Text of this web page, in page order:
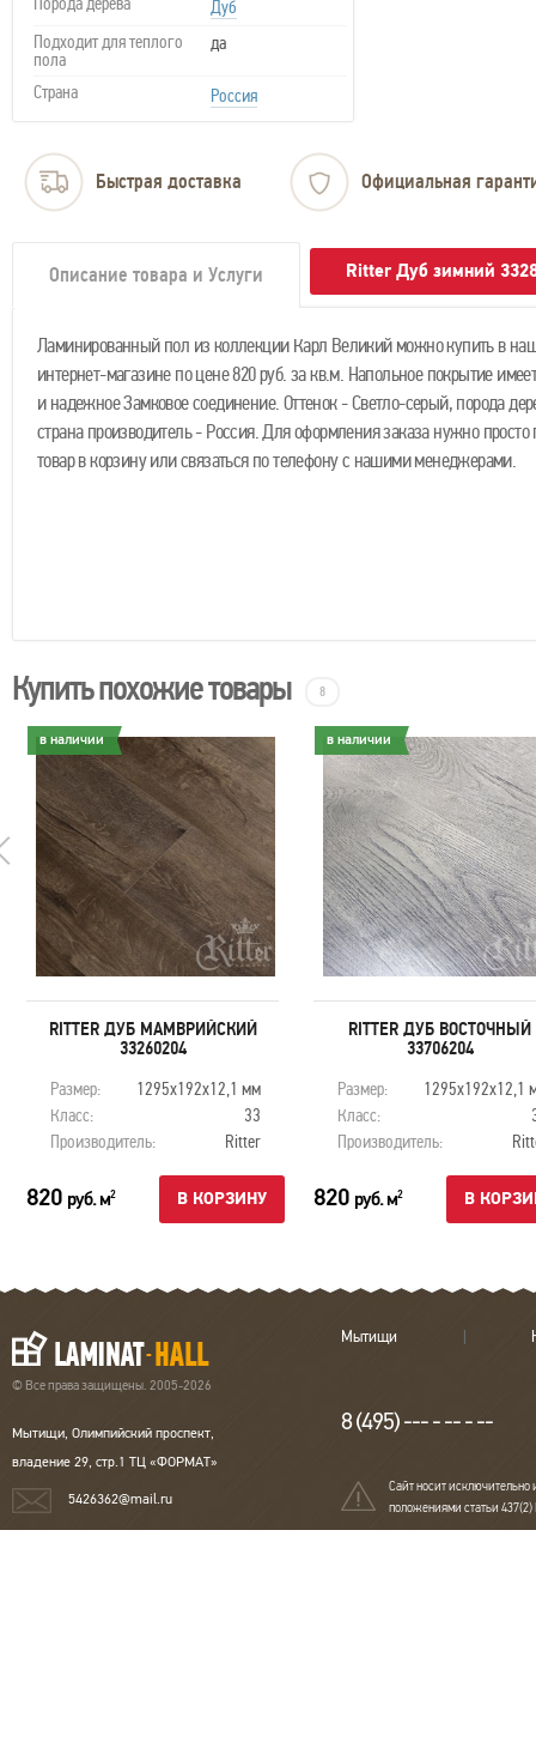
Дуб
Подходит для теплого
пола
да
Страна Россия
Быстрая доставка Официальная
Описание товара и Услуги Ritter Дуб зимний
Ламинированный пол из коллекции Карл Великий можно купить в
интернет-магазине по цене 820 руб. за кв.м. Напольное покрытие
и надежное Замковое соединение. Оттенок - Светло-серый, порода
страна производитель - Россия. Для оформления заказа нужно
товар в корзину или связаться по телефону с нашими менеджерами.
Купить похожие товары 8
в наличии
RITTER ДУБ МАМВРИЙСКИЙ
33260204
Размер:
1295х192х12,1 мм
Класс:
33
Производитель:
Ritter
820 руб. м2 В КОРЗИНУ
в наличии
RITTER ДУБ ВОСТОЧНЫЙ
33706204
Размер:
1295х192х12,1
Класс:
Производитель:
820 руб. м2 В
© Все права защищены. 2005-2026
Мытищи, Олимпийский проспект,
владение 29, стр.1 ТЦ «ФОРМАТ»
5426362@mail.ru
Мытищи
8 (495) --- - -- - --
Сайт носит исключительно
положениями статьи